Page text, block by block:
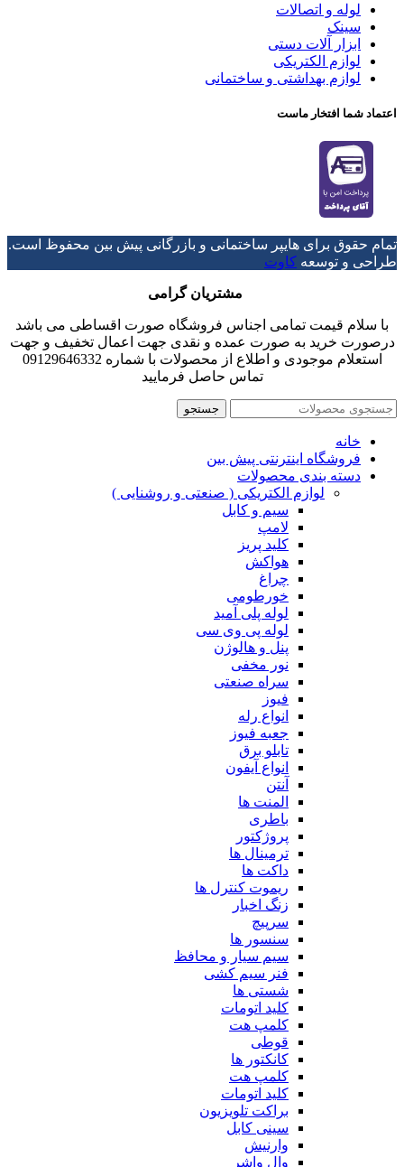
لوله و اتصالات
سینک
ابزار آلات دستی
لوازم الکتریکی
لوازم بهداشتی و ساختمانی
اعتماد شما افتخار ماست
تمام حقوق برای هایپر ساختمانی و بازرگانی پیش بین محفوظ است.
طراحی و توسعه کاوت
مشتریان گرامی
با سلام قیمت تمامی اجناس فروشگاه صورت اقساطی می باشد
درصورت خرید به صورت عمده و نقدی جهت اعمال تخفیف و جهت
استعلام موجودی و اطلاع از محصولات با شماره 09129646332
تماس حاصل فرمایید
جستجو
خانه
فروشگاه اینترنتی پیش بین
دسته بندی محصولات
لوازم الکتریکی ( صنعتی و روشنایی )
سیم و کابل
لامپ
کلید پریز
هواکش
چراغ
خورطومی
لوله پلی آمید
لوله پی وی سی
پنل و هالوژن
نور مخفی
سراه صنعتی
فیوز
انواع رله
جعبه فیوز
تابلو برق
انواع آیفون
آنتن
المنت ها
باطری
پروژکتور
ترمینال ها
داکت ها
ریموت کنترل ها
زنگ اخبار
سرپیچ
سنسور ها
سیم سیار و محافظ
فنر سیم کشی
شستی ها
کلید اتومات
کلمپ هت
قوطی
کانکتور ها
کلمپ هت
کلید اتومات
براکت تلویزیون
سینی کابل
وارنیش
وال واشر